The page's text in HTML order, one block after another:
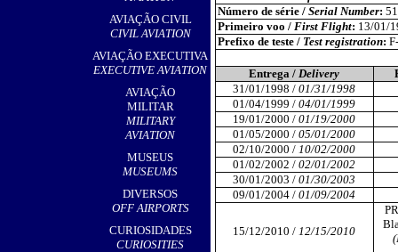
AVIAÇÃO CIVIL
CIVIL AVIATION
AVIAÇÃO EXECUTIVA
EXECUTIVE AVIATION
AVIAÇÃO
MILITAR
MILITARY
AVIATION
MUSEUS
MUSEUMS
DIVERSOS
OFF AIRPORTS
CURIOSIDADES
CURIOSITIES
Número de série / Serial Number:
Primeiro voo / First Flight: 13/01/
Prefixo de teste /Test registration:
Entrega / Delivery
31/01/1998 / 01/31/1998
01/04/1999 / 04/01/1999
19/01/2000 / 01/19/2000
01/05/2000 / 05/01/2000
02/10/2000 / 10/02/2000
01/02/2002 / 02/01/2002
30/01/2003 / 01/30/2003
09/01/2004 / 01/09/2004
15/12/2010 / 12/15/2010